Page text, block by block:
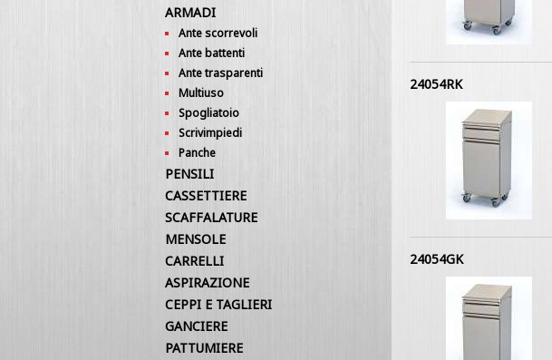
24054RK
24054GK
ARMADI
Ante scorrevoli
Ante battenti
Ante trasparenti
Multiuso
Spogliatoio
Scrivimpiedi
Panche
PENSILI
CASSETTIERE
SCAFFALATURE
MENSOLE
CARRELLI
ASPIRAZIONE
CEPPI E TAGLIERI
GANCIERE
PATTUMIERE